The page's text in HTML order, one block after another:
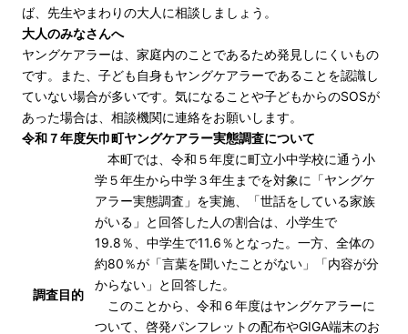
ば、先生やまわりの大人に相談しましょう。
大人のみなさんへ
ヤングケアラーは、家庭内のことであるため発見しにくいもの
です。また、子ども自身もヤングケアラーであることを認識し
ていない場合が多いです。気になることや子どもからのSOSが
あった場合は、相談機関に連絡をお願いします。
令和７年度矢巾町ヤングケアラー実態調査について
調査目的
本町では、令和５年度に町立小中学校に通う小
学５年生から中学３年生までを対象に「ヤングケ
アラー実態調査」を実施、「世話をしている家族
がいる」と回答した人の割合は、小学生で
19.8％、中学生で11.6％となった。一方、全体の
約80％が「言葉を聞いたことがない」「内容が分
からない」と回答した。
このことから、令和６年度はヤングケアラーに
ついて、啓発パンフレットの配布やGIGA端末のお